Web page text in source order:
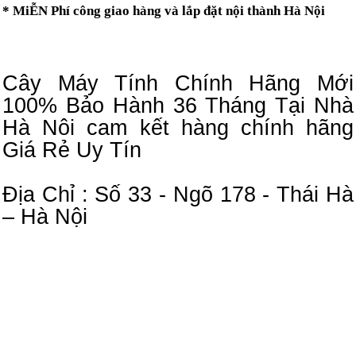
* MiỄN Phí công giao hàng và lắp đặt nội thành Hà Nội
Cây Máy Tính Chính Hãng Mới
100% Bảo Hành 36 Tháng Tại Nhà
Hà Nôi cam kết hàng chính hãng
Giá Rẻ Uy Tín
Địa Chỉ : Số 33 - Ngõ 178 - Thái Hà
– Hà Nội